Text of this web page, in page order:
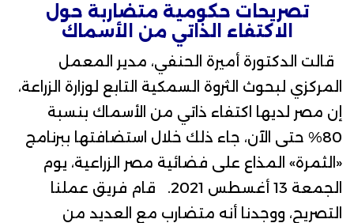
تصريحات حكومية متضاربة حول
الاكتفاء الذاتي من الأسماك
قالت الدكتورة أميرة الحنفي، مدير المعمل
المركزي لبحوث الثروة السمكية التابع لوزارة الزراعة،
إن مصر لديها اكتفاء ذاتي من الأسماك بنسبة
80% حتى الآن، جاء ذلك خلال استضافتها ببرنامج
«الثمرة» المذاع على فضائية مصر الزراعية، يوم
الجمعة 13 أغسطس 2021. قام فريق عملنا
التصريح، ووجدنا أنه متضارب مع العديد من